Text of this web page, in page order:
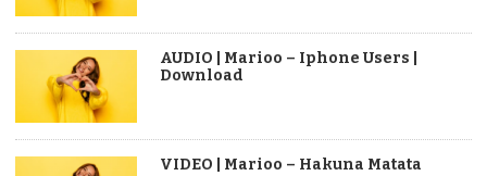
AUDIO | Marioo – Iphone Users |
Download
VIDEO | Marioo – Hakuna Matata